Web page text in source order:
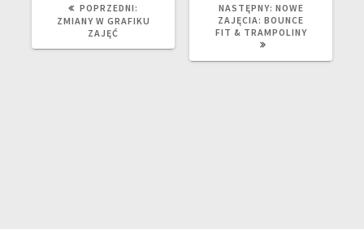
POPRZEDNI:
ZMIANY W GRAFIKU
ZAJĘĆ
NASTĘPNY: NOWE
ZAJĘCIA: BOUNCE
FIT & TRAMPOLINY